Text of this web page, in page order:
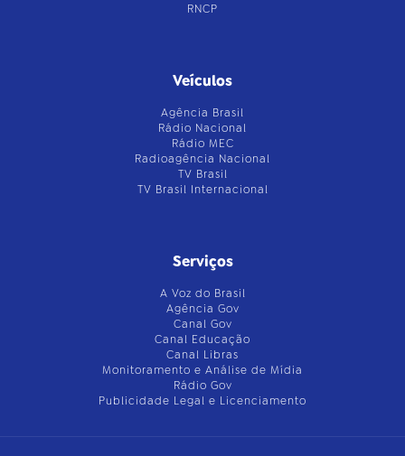
RNCP
Veículos
Agência Brasil
Rádio Nacional
Rádio MEC
Radioagência Nacional
TV Brasil
TV Brasil Internacional
Serviços
A Voz do Brasil
Agência Gov
Canal Gov
Canal Educação
Canal Libras
Monitoramento e Análise de Mídia
Rádio Gov
Publicidade Legal e Licenciamento